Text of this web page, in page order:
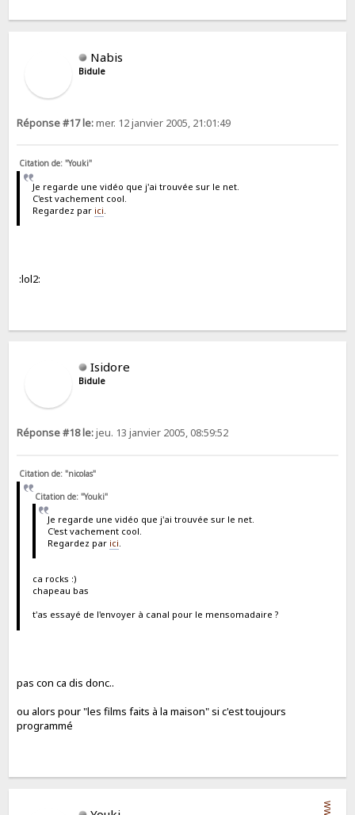
Nabis
Bidule
Réponse #17 le:mer. 12 janvier 2005, 21:01:49
Citation de: "Youki"
Je regarde une vidéo que j'ai trouvée sur le net.
C'est vachement cool.
Regardez par ici.
:lol2:
Isidore
Bidule
Réponse #18 le:jeu. 13 janvier 2005, 08:59:52
Citation de: "nicolas"
Citation de: "Youki"
Je regarde une vidéo que j'ai trouvée sur le net.
C'est vachement cool.
Regardez par ici.
ca rocks :)
chapeau bas
t'as essayé de l'envoyer à canal pour le mensomadaire ?
pas con ca dis donc..
ou alors pour "les films faits à la maison" si c'est toujours
programmé